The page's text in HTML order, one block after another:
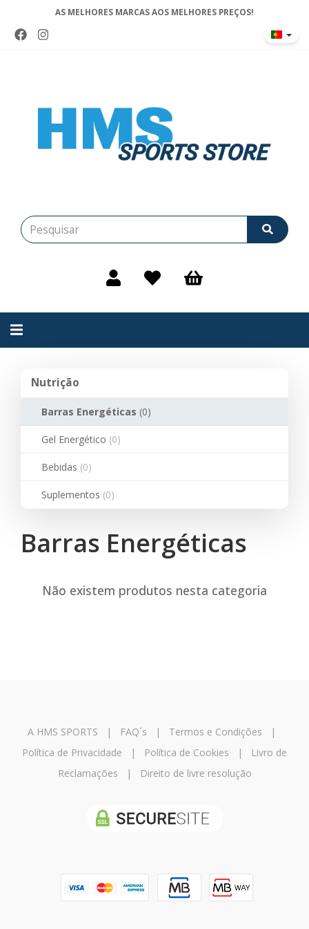
AS MELHORES MARCAS AOS MELHORES PREÇOS!
Alternar
Nutrição
Barras Energéticas (0)
Gel Energético (0)
Bebidas (0)
Suplementos (0)
Barras Energéticas
Não existem produtos nesta categoria
A HMS SPORTS | FAQ´s | Termos e Condições |
Política de Privacidade | Política de Cookies |
Livro de
Reclamações | Direito de livre resolução